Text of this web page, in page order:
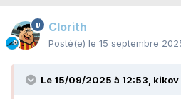
Clorith
Posté(e) le 15 septembre
Le 15/09/2025 à 12:53, kikov